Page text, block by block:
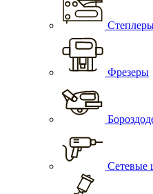
Фрезеры
Сетевые